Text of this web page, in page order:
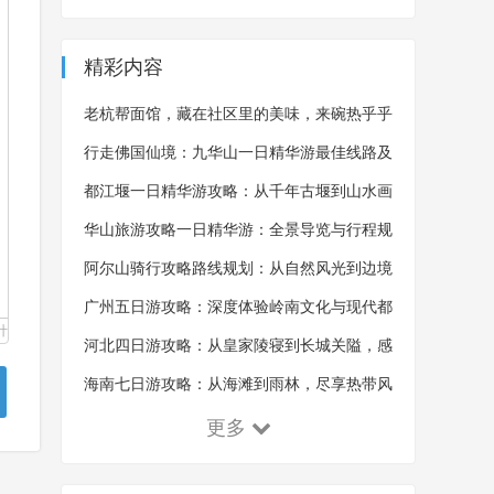
精彩内容
老杭帮面馆，藏在社区里的美味，来碗热乎乎
的杭帮面，吃完浑身舒畅
行走佛国仙境：九华山一日精华游最佳线路及
沿途风景概览
都江堰一日精华游攻略：从千年古堰到山水画
卷的全景探索
华山旅游攻略一日精华游：全景导览与行程规
划的艺术
阿尔山骑行攻略路线规划：从自然风光到边境
体验的探索之旅
广州五日游攻略：深度体验岭南文化与现代都
市魅力
河北四日游攻略：从皇家陵寝到长城关隘，感
受千年古韵！
海南七日游攻略：从海滩到雨林，尽享热带风
更多